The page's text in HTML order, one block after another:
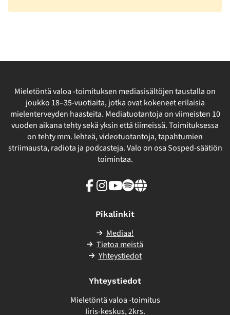
Mieletöntä valoa -toimituksen mediasisältöjen taustalla on
joukko 18–35-vuotiaita, jotka ovat kokeneet erilaisia
mielenterveyden haasteita. Mediatuotantoja on viimeisten 10
vuoden aikana tehty sekä yksin että tiimeissä. Toimituksessa
on tehty mm. lehteä, videotuotantoja, tapahtumien
striimausta, radiota ja podcasteja. Valo on osa Sosped-säätiön
toimintaa.
Facebook
Instagram
Youtube
SpotifyLinkki
Pikalinkit
Mediaa!
Tietoa meistä
Yhteystiedot
Yhteystiedot
Mieletöntä valoa -toimitus
Iiris-keskus, 2krs.